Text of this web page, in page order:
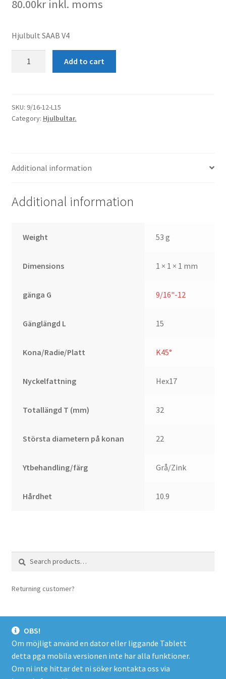
80.00krinkl. moms
Hjulbult SAAB V4
Add to cart
SKU: 9/16-12-L15
Category: Hjulbultar.
Additional information
Additional information
Weight 53 g
Dimensions 1 × 1 × 1 mm
gänga G 9/16"-12
Gänglängd L 15
Kona/Radie/Platt K45°
Nyckelfattning Hex17
Totallängd T (mm) 32
Största diametern på konan 22
Ytbehandling/färg Grå/Zink
Hårdhet 10.9
Search
Search
Returning customer?
© Spacer.se 2026
Företagsinfo/Köpevillkor/Integritetspolicy
Byggt med
OBS!
Om möjligt använd en dator eller liggande Tablett
detta pga mobila versionen inte har alla funktioner.
Om ni inte hittar det ni söker kontakta oss via